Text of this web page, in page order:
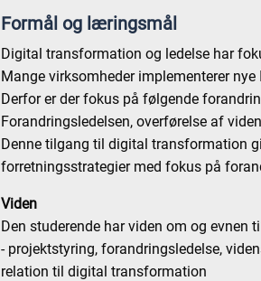
Formål og læringsmål
Digital transformation og ledelse har
Mange virksomheder implementerer
Derfor er der fokus på følgende
Forandringsledelsen, overførelse af
Denne tilgang til digital transformation
forretningsstrategier med fokus på
Viden
Den studerende har viden om og evnen
- projektstyring, forandringsledelse,
relation til digital transformation